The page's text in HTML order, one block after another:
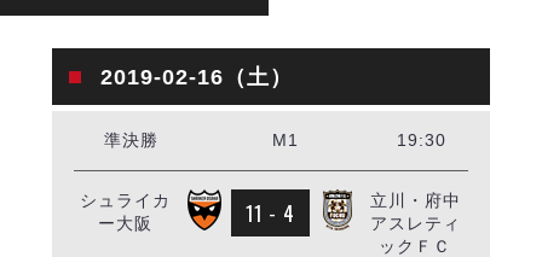
メットライフ生命Ｆ２リーグ
試合日程
警告・退場・出場停止選手
個人ランキング｜ゴール
湘南ベルマーレ
ボアルース長野
名古屋オーシャンズ
ボルクバレット北九州
メットライフ生命Ｆ２リーグ
リーグ概要
日本フットサルリーグについて
クラブライセンス関連
アリーナ観戦マナー&ルール
過去の試合記録
ディビジョン1 試合記録
ディビジョン2 試合記録
Ｆリーグカップ 試合記録
ABeam AWARD
DIVISION01
2019-02-16（土）
準決勝 M1 19:30
シュライカ
ー大阪
11 - 4
立川・府中
アスレティ
ックＦＣ